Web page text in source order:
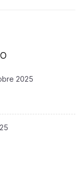
2025